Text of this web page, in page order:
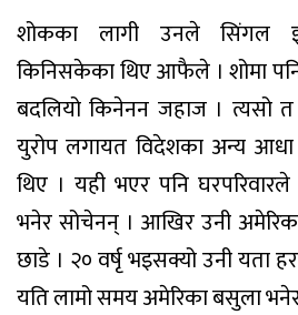
शोकका लागी उनले सिंगल
किनिसकेका थिए आफैले । शोमा
बदलियो किनेनन जहाज । त्यसो
युरोप लगायत विदेशका अन्य
थिए । यही भएर पनि
भनेर सोचेनन् । आखिर उनी
छाडे । २० वर्षृ भइसक्यो उनी यता
यति लामो समय अमेरिका बसुला